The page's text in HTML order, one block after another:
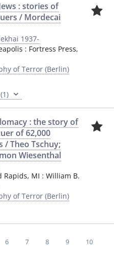
: stories of
/ Mordecai
1937-
: Fortress Press,
of Terror (Berlin)
: the story of
of 62,000
/ Theo Tschuy;
Wiesenthal
Rapids, MI : William B.
of Terror (Berlin)
6 7 8 9
10